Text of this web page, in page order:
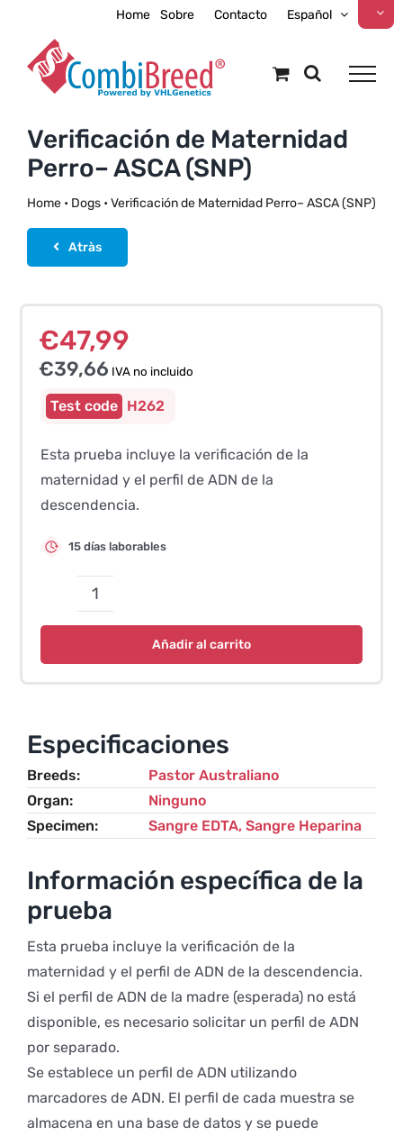
content
Home Sobre Contacto Español
Verificación de Maternidad
Perro– ASCA (SNP)
Home• Dogs• Verificación de Maternidad Perro– ASCA (SNP)
Atràs
€47,99
€39,66 IVA no incluido
H262
Esta prueba incluye la verificación de la
maternidad y el perfil de ADN de la
descendencia.
15 días laborables
Verificación
de
(SNP)
cantidad
Añadir al carrito
Especificaciones
Breeds
Pastor Australiano
Organ
Ninguno
Specimen
Sangre EDTA, Sangre Heparina
Información específica de la
prueba
Esta prueba incluye la verificación de la
maternidad y el perfil de ADN de la descendencia.
Si el perfil de ADN de la madre (esperada) no está
disponible, es necesario solicitar un perfil de ADN
por separado.
Se establece un perfil de ADN utilizando
marcadores de ADN. El perfil de cada muestra se
almacena en una base de datos y se puede